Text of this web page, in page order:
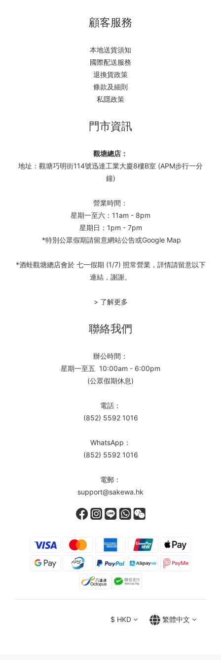
顧客服務
本地送貨須知
國際配送服務
退換貨政策
條款及細則
私隱政策
門市資訊
觀塘總店：
地址：觀塘巧明街114號迅達工業大廈8樓B室 (APM步行一分
鐘)
營業時間：
星期一至六：11am - 8pm
星期日：1pm - 7pm
*特別公眾假期請留意網站公告或Google Map
*酒蛙觀塘總店會於 七一假期 (1/7) 照常營業，詳情請留意以下
連結，謝謝。
> 了解更多
聯絡我們
辦公時間：
星期一至五 10:00am - 6:00pm
(公眾假期休息)
電話：
(852) 5592 1016
WhatsApp：
(852) 5592 1016
電郵：
support@sakewa.hk
$ HKD 繁體中文